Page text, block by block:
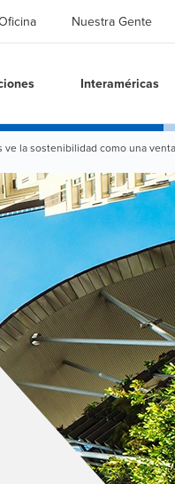
Nuestra Gente
Interaméricas
ve la sostenibilidad como una